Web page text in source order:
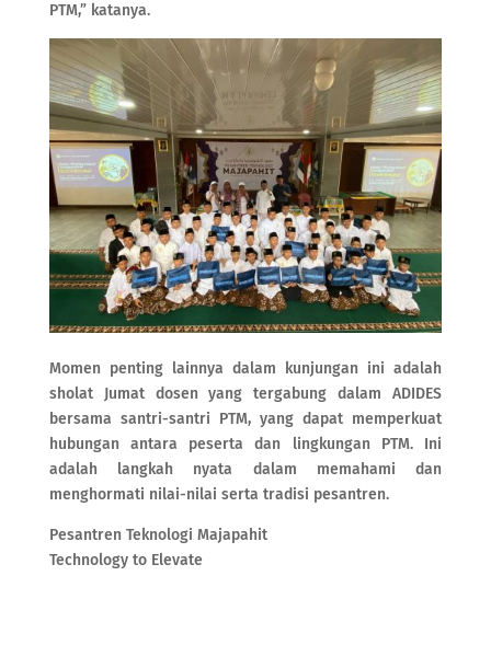
PTM,” katanya.
Momen penting lainnya dalam kunjungan ini adalah
sholat Jumat dosen yang tergabung dalam ADIDES
bersama santri-santri PTM, yang dapat memperkuat
hubungan antara peserta dan lingkungan PTM. Ini
adalah langkah nyata dalam memahami dan
menghormati nilai-nilai serta tradisi pesantren.
Pesantren Teknologi Majapahit
Technology to Elevate